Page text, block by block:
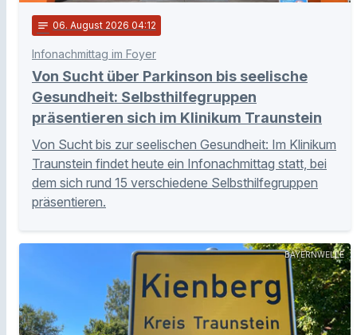
notes 06. August 2026 04:12
Infonachmittag im Foyer
Von Sucht über Parkinson bis seelische
Gesundheit: Selbsthilfegruppen
präsentieren sich im Klinikum Traunstein
Von Sucht bis zur seelischen Gesundheit: Im Klinikum
Traunstein findet heute ein Infonachmittag statt, bei
dem sich rund 15 verschiedene Selbsthilfegruppen
präsentieren.
BAYERNWELLE